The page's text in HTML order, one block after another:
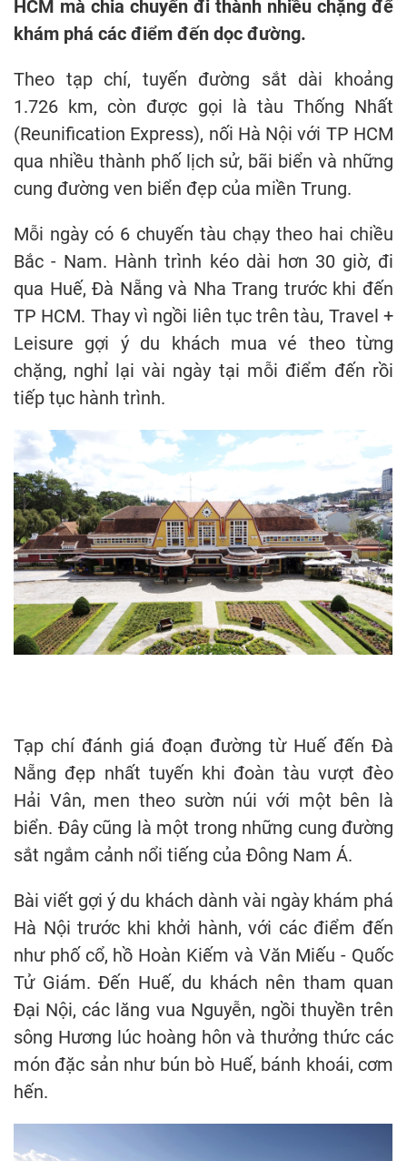
HCM mà chia chuyến đi thành nhiều chặng để
khám phá các điểm đến dọc đường.
Theo tạp chí, tuyến đường sắt dài khoảng
1.726 km, còn được gọi là tàu Thống Nhất
(Reunification Express), nối Hà Nội với TP HCM
qua nhiều thành phố lịch sử, bãi biển và những
cung đường ven biển đẹp của miền Trung.
Mỗi ngày có 6 chuyến tàu chạy theo hai chiều
Bắc - Nam. Hành trình kéo dài hơn 30 giờ, đi
qua Huế, Đà Nẵng và Nha Trang trước khi đến
TP HCM. Thay vì ngồi liên tục trên tàu, Travel +
Leisure gợi ý du khách mua vé theo từng
chặng, nghỉ lại vài ngày tại mỗi điểm đến rồi
tiếp tục hành trình.
Tạp chí đánh giá đoạn đường từ Huế đến Đà
Nẵng đẹp nhất tuyến khi đoàn tàu vượt đèo
Hải Vân, men theo sườn núi với một bên là
biển. Đây cũng là một trong những cung đường
sắt ngắm cảnh nổi tiếng của Đông Nam Á.
Bài viết gợi ý du khách dành vài ngày khám phá
Hà Nội trước khi khởi hành, với các điểm đến
như phố cổ, hồ Hoàn Kiếm và Văn Miếu - Quốc
Tử Giám. Đến Huế, du khách nên tham quan
Đại Nội, các lăng vua Nguyễn, ngồi thuyền trên
sông Hương lúc hoàng hôn và thưởng thức các
món đặc sản như bún bò Huế, bánh khoái, cơm
hến.